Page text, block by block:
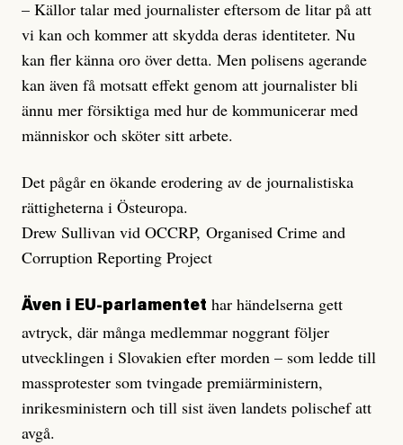
– Källor talar med journalister eftersom de litar på att
vi kan och kommer att skydda deras identiteter. Nu
kan fler känna oro över detta. Men polisens agerande
kan även få motsatt effekt genom att journalister bli
ännu mer försiktiga med hur de kommunicerar med
människor och sköter sitt arbete.
Det pågår en ökande erodering av de journalistiska
rättigheterna i Östeuropa.
Drew Sullivan vid OCCRP, Organised Crime and
Corruption Reporting Project
Även i EU-parlamentet har händelserna gett
avtryck, där många medlemmar noggrant följer
utvecklingen i Slovakien efter morden – som ledde till
massprotester som tvingade premiärministern,
inrikesministern och till sist även landets polischef att
avgå.